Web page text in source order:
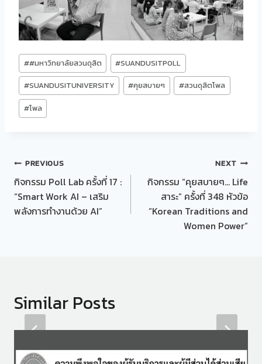
Post
Tags:
##มหาวิทยาลัยสวนดุสิต #SUANDUSITPOLL
#SUANDUSITUNIVERSITY #คุยสบายๆ #สวนดุสิตโพล
#โพล
Post
navigation
PREVIOUS
กิจกรรม Poll Lab ครั้งที่ 17 :
“Smart Work AI – เสริม
พลังการทำงานด้วย AI”
NEXT
กิจกรรม “คุยสบายๆ… Life
สาระ” ครั้งที่ 348 หัวข้อ
“Korean Traditions and
Women Power”
Similar Posts